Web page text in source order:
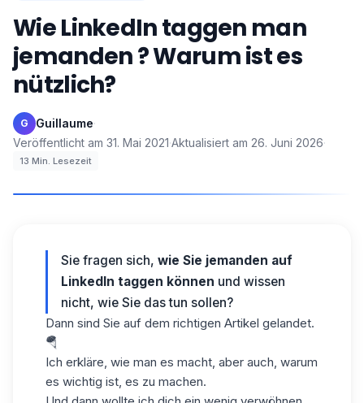
Wie LinkedIn taggen man
jemanden ? Warum ist es
nützlich?
G Guillaume·
Veröffentlicht am 31. Mai 2021·Aktualisiert am 26. Juni 2026·
13 Min. Lesezeit
Sie fragen sich, wie Sie jemanden auf
LinkedIn taggen können und wissen
nicht, wie Sie das tun sollen?
Dann sind Sie auf dem richtigen Artikel gelandet.
🪂
Ich erkläre, wie man es macht, aber auch, warum
es wichtig ist, es zu machen.